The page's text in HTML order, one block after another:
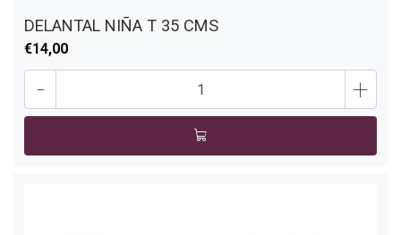
DELANTAL NIÑA T 35 CMS
€14,00
- +